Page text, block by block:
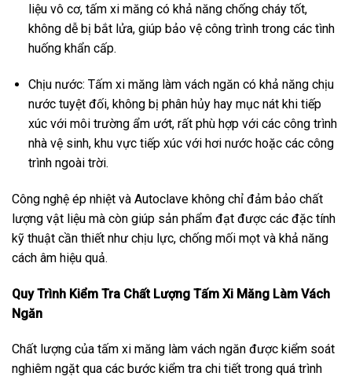
liệu vô cơ, tấm xi măng có khả năng chống cháy tốt,
không dễ bị bắt lửa, giúp bảo vệ công trình trong các tình
huống khẩn cấp.
Chịu nước: Tấm xi măng làm vách ngăn có khả năng chịu
nước tuyệt đối, không bị phân hủy hay mục nát khi tiếp
xúc với môi trường ẩm ướt, rất phù hợp với các công trình
nhà vệ sinh, khu vực tiếp xúc với hơi nước hoặc các công
trình ngoài trời.
Công nghệ ép nhiệt và Autoclave không chỉ đảm bảo chất
lượng vật liệu mà còn giúp sản phẩm đạt được các đặc tính
kỹ thuật cần thiết như chịu lực, chống mối mọt và khả năng
cách âm hiệu quả.
Quy Trình Kiểm Tra Chất Lượng Tấm Xi Măng Làm Vách
Ngăn
Chất lượng của tấm xi măng làm vách ngăn được kiểm soát
nghiêm ngặt qua các bước kiểm tra chi tiết trong quá trình